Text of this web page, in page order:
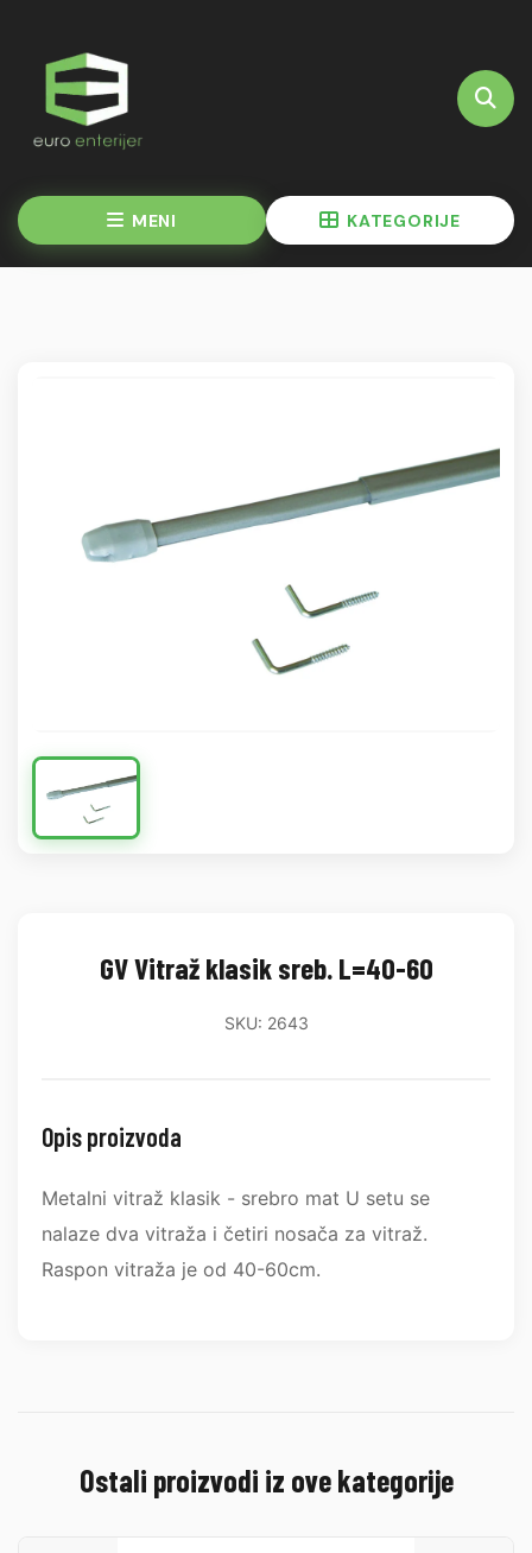
MENI KATEGORIJE
GV Vitraž klasik sreb. L=40-60
SKU: 2643
Opis proizvoda
Metalni vitraž klasik - srebro mat U setu se
nalaze dva vitraža i četiri nosača za vitraž.
Raspon vitraža je od 40-60cm.
Ostali proizvodi iz ove kategorije